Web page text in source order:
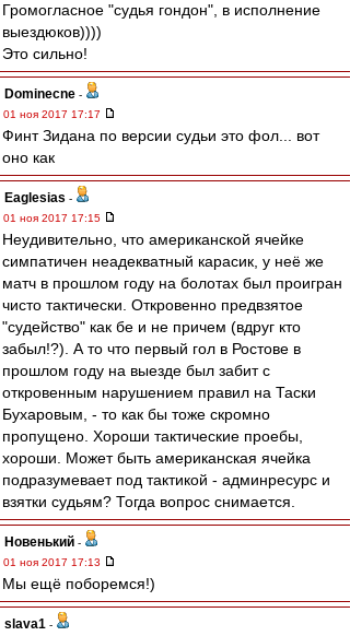
Громогласное "судья гондон", в исполнение
выездюков))))
Это сильно!
Dominecne -
01 ноя 2017 17:17
Финт Зидана по версии судьи это фол... вот
оно как
Eaglesias -
01 ноя 2017 17:15
Неудивительно, что американской ячейке
симпатичен неадекватный карасик, у неё же
матч в прошлом году на болотах был проигран
чисто тактически. Откровенно предвзятое
"судейство" как бе и не причем (вдруг кто
забыл!?). А то что первый гол в Ростове в
прошлом году на выезде был забит с
откровенным нарушением правил на Таски
Бухаровым, - то как бы тоже скромно
пропущено. Хороши тактические проебы,
хороши. Может быть американская ячейка
подразумевает под тактикой - админресурс и
взятки судьям? Тогда вопрос снимается.
Новенький -
01 ноя 2017 17:13
Мы ещё поборемся!)
slava1 -